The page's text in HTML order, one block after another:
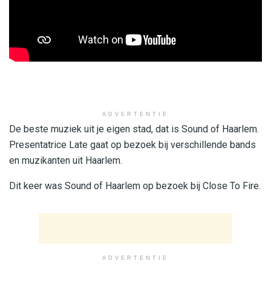
ADVERTENTIE
De beste muziek uit je eigen stad, dat is Sound of Haarlem.
Presentatrice Late gaat op bezoek bij verschillende bands
en muzikanten uit Haarlem.
Dit keer was Sound of Haarlem op bezoek bij Close To Fire.
ADVERTENTIE